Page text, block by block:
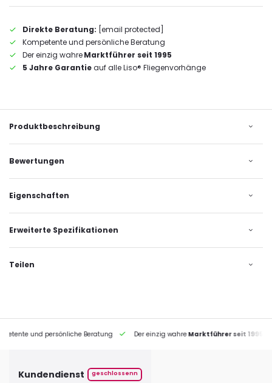
Direkte Beratung: [email protected]
Kompetente und persönliche Beratung
Der einzig wahreMarktführer seit 1995
5 Jahre Garantieauf alle Liso® Fliegenvorhänge
Produktbeschreibung
Bewertungen
Eigenschaften
Erweiterte Spezifikationen
Teilen
und persönliche Beratung Der einzig wahreMarktführer seit 1995
Kundendienst geschlossenn